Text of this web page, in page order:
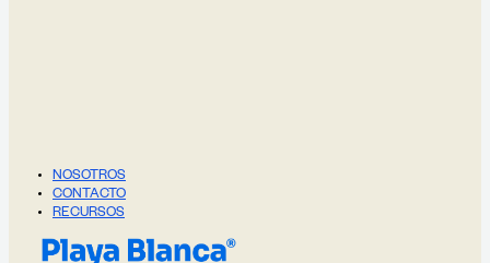
NOSOTROS
CONTACTO
RECURSOS